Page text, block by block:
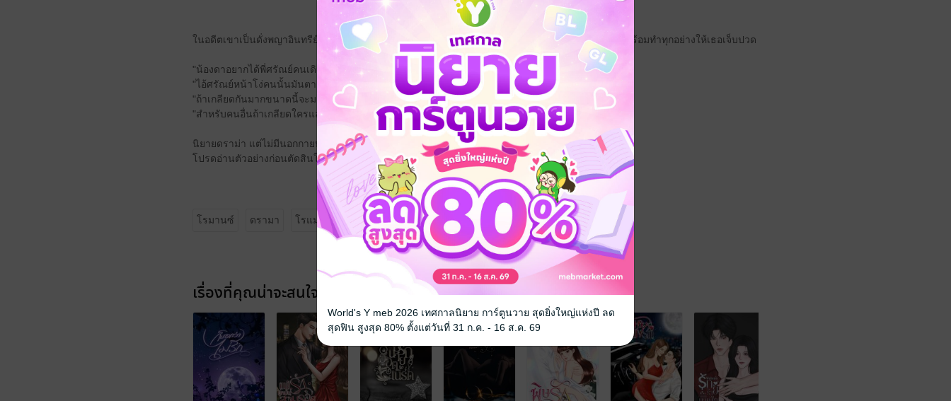
ในอดีตเขาเป็นดั่งพญาอินทรีย์ที่คอยกางปีกปกป้องเธอจากภัยอันตรายต่าง ๆ แต่ปัจจุบันเขาคือพญามารที่พร้อมทำทุกอย่างให้เธอเจ็บปวด
"น้องดาอยากได้พี่ศรัณย์คนเดิมกลับมา"
"ไอ้ศรัณย์หน้าโง่คนนั้นมันตายไปแล้ว นับจากนี้จะมีแค่ศรัณย์คนที่เกลียดเธอยิ่งกว่าสิ่งใด"
"ถ้าเกลียดกันมากขนาดนี้จะมายุ่งกับน้องดาทำไม ต่างคนต่างอยู่ไม่ได้เหรอคะ"
"สำหรับคนอื่นถ้าเกลียดใครแล้วไม่อยากยุ่งด้วย แต่สำหรับฉันยิ่งเกลียดยิ่งต้องยุ่ง"
นิยายดราม่า แต่ไม่มีนอกกายนอกใจ
โปรดอ่านตัวอย่างก่อนตัดสินใจซื้อ
โรมานซ์ ดรามา โรแมนติก 18+ แก้แค้น
เรื่องที่คุณน่าจะสนใจ
World's Y meb 2026 เทศกาลนิยาย การ์ตูนวาย สุดยิ่งใหญ่แห่งปี ลด
สุดฟิน สูงสุด 80% ตั้งแต่วันที่ 31 ก.ค. - 16 ส.ค. 69